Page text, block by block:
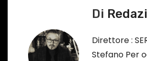
Di
Direttore :
Stefano Per